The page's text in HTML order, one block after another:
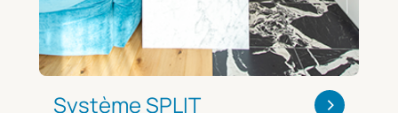
Système SPLIT
>